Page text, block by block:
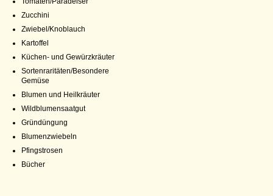
Zucchini
Zwiebel/Knoblauch
Kartoffel
Küchen- und Gewürzkräuter
Sortenraritäten/Besondere
Gemüse
Blumen und Heilkräuter
Wildblumensaatgut
Gründüngung
Blumenzwiebeln
Pfingstrosen
Bücher